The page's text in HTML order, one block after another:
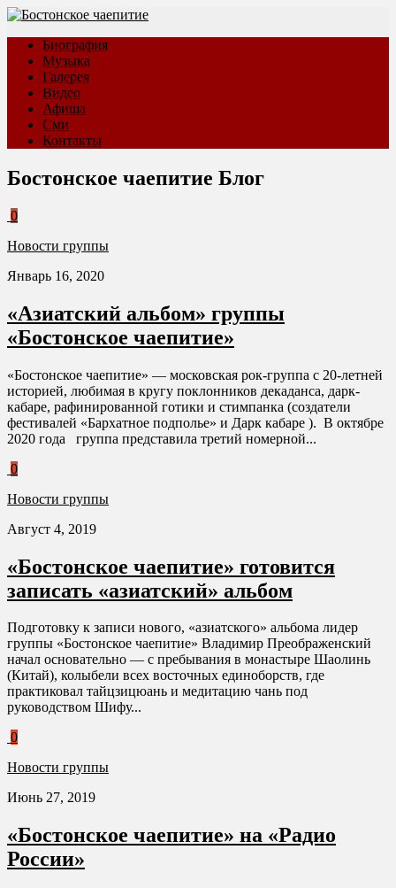
Биография
Музыка
Галерея
Видео
Афиша
Сми
Контакты
Бостонское чаепитие Блог
0
Новости группы
Январь 16, 2020
«Азиатский альбом» группы
«Бостонское чаепитие»
«Бостонское чаепитие» — московская рок-группа с 20-летней
историей, любимая в кругу поклонников декаданса, дарк-
кабаре, рафинированной готики и стимпанка (создатели
фестивалей «Бархатное подполье» и Дарк кабаре ). В октябре
2020 года группа представила третий номерной...
0
Новости группы
Август 4, 2019
«Бостонское чаепитие» готовится
записать «азиатский» альбом
Подготовку к записи нового, «азиатского» альбома лидер
группы «Бостонское чаепитие» Владимир Преображенский
начал основательно — с пребывания в монастыре Шаолинь
(Китай), колыбели всех восточных единоборств, где
практиковал тайцзицюань и медитацию чань под
руководством Шифу...
0
Новости группы
Июнь 27, 2019
«Бостонское чаепитие» на «Радио
России»